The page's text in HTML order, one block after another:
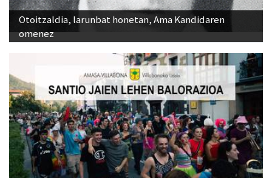
Otoitzaldia, larunbat honetan, Ama Kandidaren
omenez